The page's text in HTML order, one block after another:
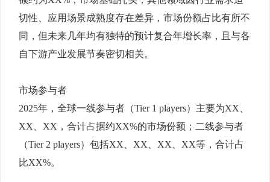
切性、应用场景成熟度存在差异，市场份额占比有所不
同，但未来几年均有独特的预计复合年增长率，且与各
自下游产业发展节奏密切相关。
市场参与者
2025年，全球一线参与者（Tier 1 players）主要为XX、
XX、XX，合计占据约XX%的市场份额；二线参与者
（Tier 2 players）包括XX、XX、XX、XX等，合计占
比XX%。